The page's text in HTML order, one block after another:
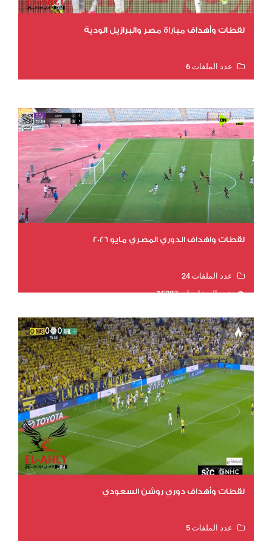
لقطات وأهداف مباراة مصر والبرازيل الودية
عدد الملفات 6
لقطات واهداف الدوري المصري مايو 2026
عدد الملفات 24
عدد المشاهدات 15387
لقطات وأهداف دوري روشن السعودي
عدد الملفات 5